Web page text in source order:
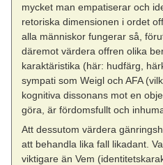
mycket man empatiserar och
retoriska dimensionen i ordet
alla människor fungerar så,
däremot värdera offren olika
karaktäristika (här: hudfärg,
sympati som Weigl och AFA
kognitiva dissonans mot en
göra, är fördomsfullt och
Att dessutom värdera
att behandla lika fall likadant.
viktigare än Vem